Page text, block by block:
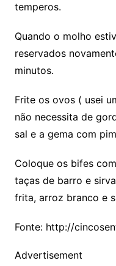
temperos.
Quando o molho
reservados
minutos.
Frite os ovos ( usei
não necessita de
sal e a gema com
Coloque os bifes
taças de barro e
frita, arroz branco e
Fonte: http://
Advertisement